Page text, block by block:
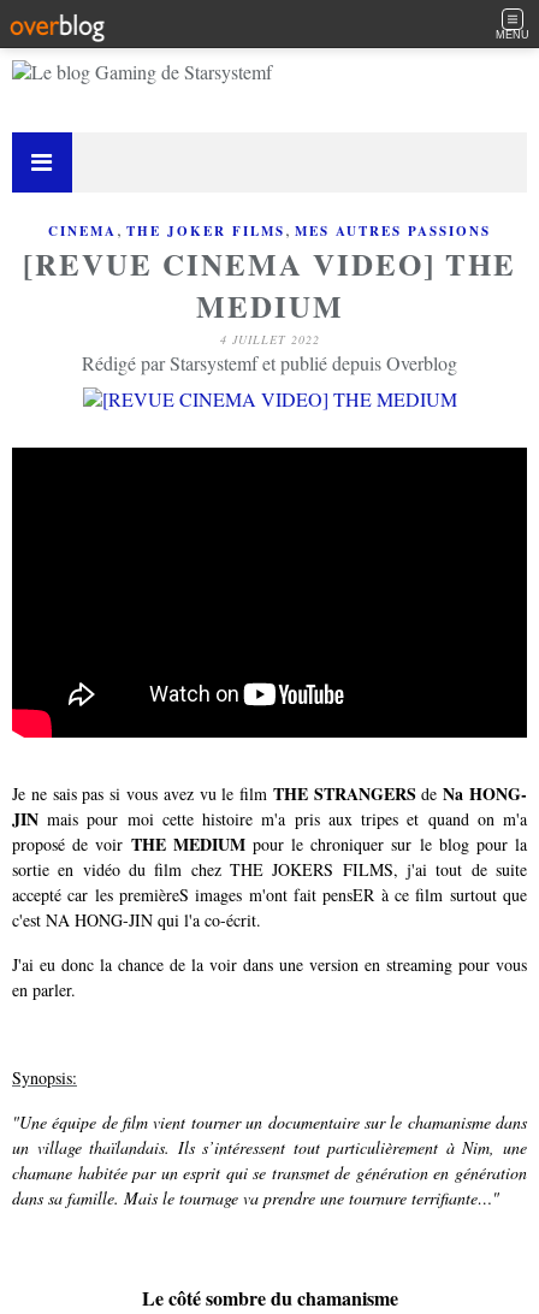
MENU
CINEMA, THE JOKER FILMS, MES AUTRES PASSIONS
[REVUE CINEMA VIDEO] THE
MEDIUM
4 JUILLET 2022
Rédigé par Starsystemf et publié depuis Overblog
Je ne sais pas si vous avez vu le film THE STRANGERS deNa HONG-
JIN mais pour moi cette histoire m'a pris aux tripes et quand on m'a
proposé de voir THE MEDIUMpour le chroniquer sur le blog pour la
sortie en vidéo du film chez THE JOKERS FILMS, j'ai tout de suite
accepté car les premièreS images m'ont fait pensER à ce film surtout que
c'est NA HONG-JIN qui l'a co-écrit.
J'ai eu donc la chance de la voir dans une version en streaming pour vous
en parler.
Synopsis:
"Une équipe de film vient tourner un documentaire sur le chamanisme dans
un village thaïlandais. Ils s’intéressent tout particulièrement à Nim, une
chamane habitée par un esprit qui se transmet de génération en génération
dans sa famille. Mais le tournage va prendre une tournure terrifiante…"
Le côté sombre du chamanisme